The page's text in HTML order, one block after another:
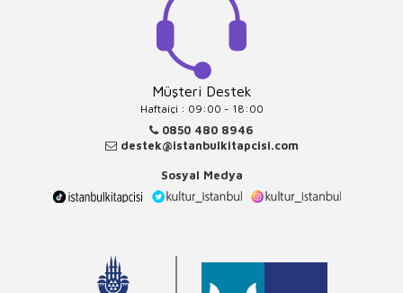
Müşteri Destek
Haftaiçi : 09:00 - 18:00
0850 480 8946
destek@istanbulkitapcisi.com
Sosyal Medya